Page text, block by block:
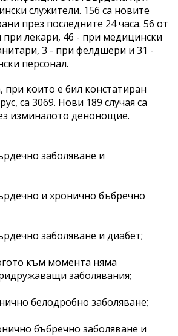
служители. 156 са новите
през последните 24 часа. 56 от
при лекари, 46 - при медицински
3 - при фелдшери и 31 -
персонал.
при които е бил констатиран
са 3069. Нови 189 случая са
изминалото денонощие.
заболяване и
и хронично бъбречно
заболяване и диабет;
към момента няма
заболявания;
белодробно заболяване;
бъбречно заболяване и